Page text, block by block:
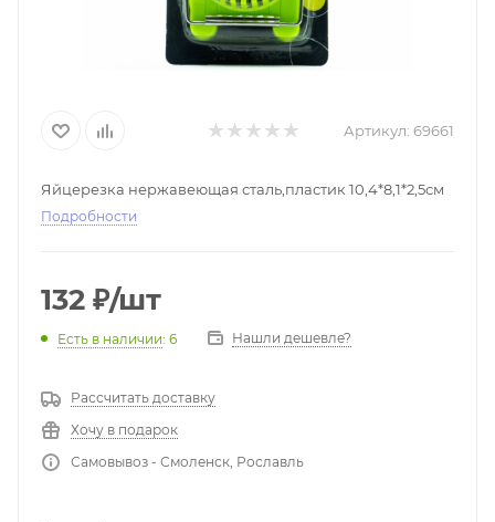
Артикул: 69661
Яйцерезка нержавеющая сталь,пластик 10,4*8,1*2,5см
Подробности
132 ₽/шт
Есть в наличии: 6 Нашли дешевле?
Рассчитать доставку
Хочу в подарок
Самовывоз - Смоленск, Рославль